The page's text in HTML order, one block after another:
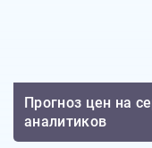
Прогноз цен на
аналитиков